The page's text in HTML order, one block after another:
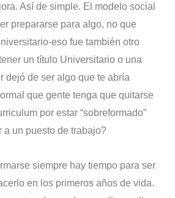
Así de simple. El modelo social
prepararse para algo, no que
eso fue también otro
un título Universitario o una
dejó de ser algo que te abría
que gente tenga que quitarse
por estar “sobreformado”
a un puesto de trabajo?
siempre hay tiempo para ser
en los primeros años de vida.